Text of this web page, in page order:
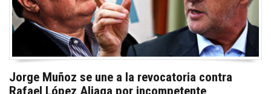
Jorge Muñoz se une a la revocatoria contra
Rafael López Aliaga por incompetente